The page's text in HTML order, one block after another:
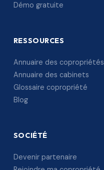
Démo gratuite
RESSOURCES
Annuaire des copropriétés
Annuaire des cabinets
Glossaire copropriété
Blog
SOCIÉTÉ
Devenir partenaire